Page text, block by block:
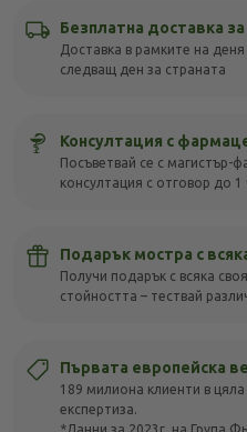
Безплатна доставка
Доставка в рамките на
следващ ден за страната
Консултация с
Посъветвай се с магистър-
консултация с отговор до 1
Подарък мостра с
Получи подарък с всяка
стойността – тествай
Първата европейска
189 милиона клиенти в
експертиза.